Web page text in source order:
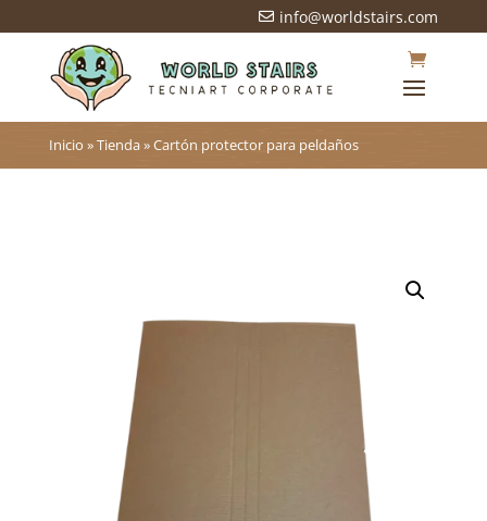
 info@worldstairs.com
Inicio »Tienda»Cartón protector para peldaños